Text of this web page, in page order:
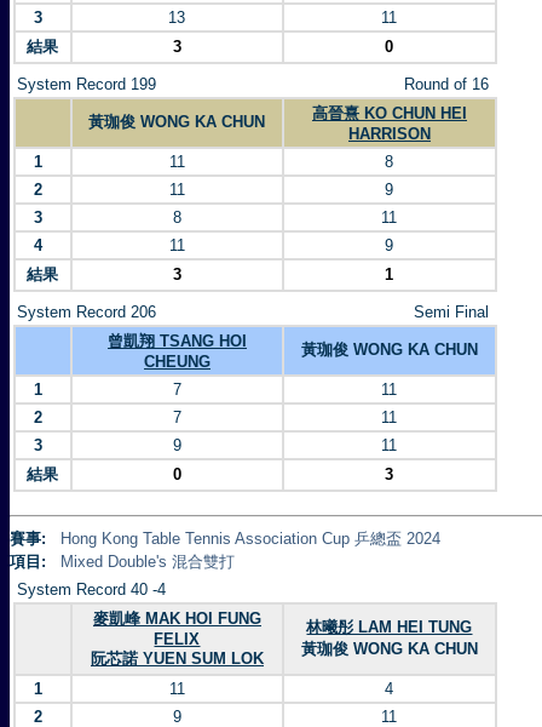
3
13
11
結果
3 0
System Record 199 Round of 16
黃珈俊 WONG KA CHUN
高晉熹 KO CHUN HEI
HARRISON
1
11
8
2
11
9
3
8
11
4
11
9
結果
3 1
System Record 206
Semi Final
曾凱翔 TSANG HOI
CHEUNG
黃珈俊 WONG KA CHUN
1 7
11
2
7
11
3
9
11
結果
0 3
賽事:
Hong Kong Table Tennis Association Cup 乒總盃 2024
項目:
Mixed Double's 混合雙打
System Record 40 -4
麥凱峰 MAK HOI FUNG
FELIX
阮芯諾 YUEN SUM LOK
林曦彤 LAM HEI TUNG
黃珈俊 WONG KA CHUN
1 11
4
2
9
11